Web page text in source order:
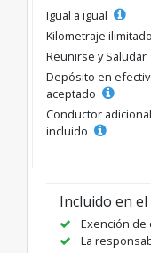
Igual a igual
Kilometraje ilimitado
Reunirse y Saludar
Depósito en
aceptado
Conductor adicional
incluido
Incluido en el
Exención de
La